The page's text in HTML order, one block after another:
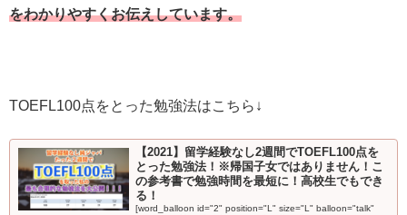
をわかりやすくお伝えしています。
TOEFL100点をとった勉強法はこちら↓
【2021】留学経験なし2週間でTOEFL100点を
とった勉強法！※帰国子女ではありません！こ
の参考書で勉強時間を最短に！高校生でもでき
る！
[word_balloon id="2" position="L" size="L" balloon="talk"